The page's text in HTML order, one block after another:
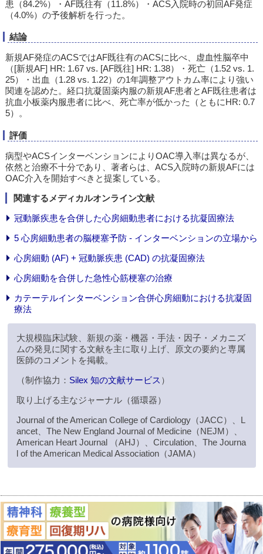
患（84.2%）・AF既往有（11.8%）・ACS入院時の初回AF発症
（4.0%）の予後解析を行った。
結論
新規AF発症のACSではAF既往有のACSに比べ、虚血性脳卒中
（[新規AF] HR: 1.67 vs. [AF既往] HR: 1.38）・死亡（1.52 vs. 1.
25）・出血（1.28 vs. 1.22）の1年調整アウトカム率により強い
関連を認めた。経口抗凝固薬内服の新規AF患者とAF既往患者は
抗血小板薬内服患者に比べ、死亡率が低かった（ともにHR: 0.7
5）。
評価
病型やACSインターベンションによりOAC導入率は異なるが、
依然と治療不十分であり、著者らは、ACS入院時の新規AFには
OAC介入を開始すべきと提案している。
関連するメディカルオンライン文献
冠動脈疾患を合併した心房細動患者における抗凝固療法
5 心房細動患者の脳梗塞予防 - インターベンションの立場から
心房細動 (AF) + 冠動脈疾患 (CAD) の抗凝固療法
心房細動を合併した急性心筋梗塞の治療
カテーテルインターベンション合併心房細動における抗凝固
療法
大規模臨床試験、新規の薬・機器・手法・因子・メカニズ
ムの発見に関する文献を主に取り上げ、原文の要約と専属
医師のコメントを掲載。
（制作協力： Silex 知の文献サービス ）
取り上げる主なジャーナル（循環器）
Journal of the American College of Cardiology（JACC）、L
ancet、The New England Journal of Medicine（NEJM）、
American Heart Journal （AHJ）、Circulation、The Journa
l of the American Medical Association（JAMA）